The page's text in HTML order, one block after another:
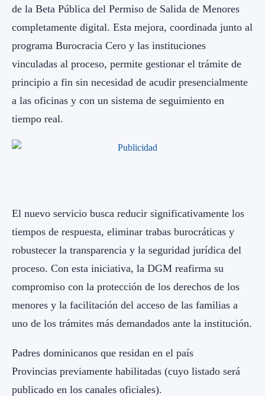
de la Beta Pública del Permiso de Salida de Menores
completamente digital. Esta mejora, coordinada junto al
programa Burocracia Cero y las instituciones
vinculadas al proceso, permite gestionar el trámite de
principio a fin sin necesidad de acudir presencialmente
a las oficinas y con un sistema de seguimiento en
tiempo real.
El nuevo servicio busca reducir significativamente los
tiempos de respuesta, eliminar trabas burocráticas y
robustecer la transparencia y la seguridad jurídica del
proceso. Con esta iniciativa, la DGM reafirma su
compromiso con la protección de los derechos de los
menores y la facilitación del acceso de las familias a
uno de los trámites más demandados ante la institución.
Padres dominicanos que residan en el país
Provincias previamente habilitadas (cuyo listado será
publicado en los canales oficiales).